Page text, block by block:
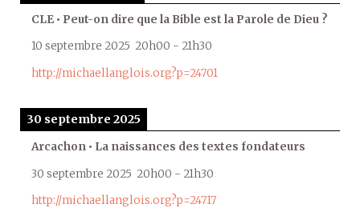
CLE • Peut-on dire que la Bible est la Parole de Dieu ?
10 septembre 2025 20h00 - 21h30
http://michaellanglois.org?p=24701
30 septembre 2025
Arcachon • La naissances des textes fondateurs
30 septembre 2025 20h00 - 21h30
http://michaellanglois.org?p=24717